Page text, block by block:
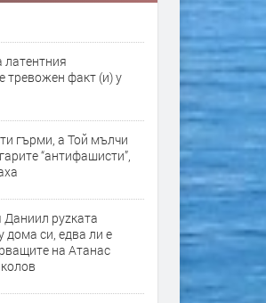
латентния
тревожен факт (и) у
гърми, а Той мълчи
“антифашисти”,
Даниил руzката
дома си, едва ли е
на Атанас